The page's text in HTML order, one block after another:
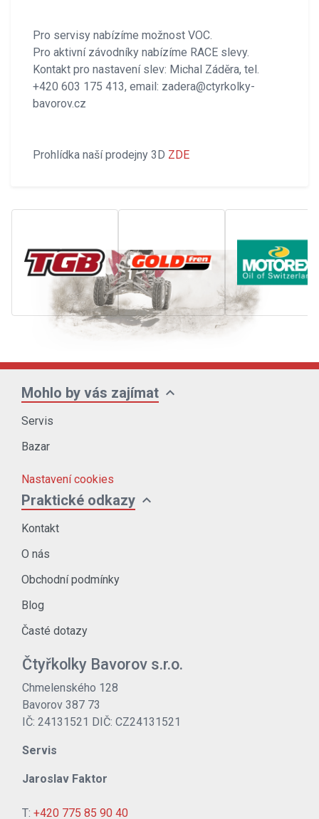
Pro servisy nabízíme možnost VOC.
Pro aktivní závodníky nabízíme RACE slevy.
Kontakt pro nastavení slev: Michal Záděra, tel.
+420 603 175 413, email: zadera@ctyrkolky-
bavorov.cz
Prohlídka naší prodejny 3D ZDE
Mohlo by vás zajímat expand_more
Servis
Bazar
Nastavení cookies
Praktické odkazy expand_more
Kontakt
O nás
Obchodní podmínky
Blog
Časté dotazy
Čtyřkolky Bavorov s.r.o.
Chmelenského 128
Bavorov 387 73
IČ: 24131521 DIČ: CZ24131521
Servis
Jaroslav Faktor
T: +420 775 85 90 40